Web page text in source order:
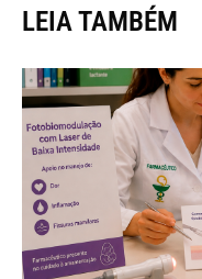
LEIA TAMBÉM